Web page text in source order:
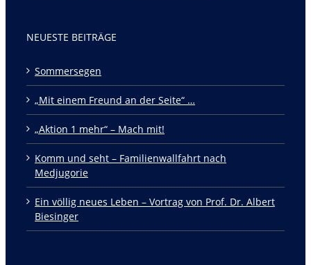
NEUESTE BEITRÄGE
Sommersegen
„Mit einem Freund an der Seite“ …
„Aktion 1 mehr“ – Mach mit!
Komm und seht – Familienwallfahrt nach
Medjugorie
Ein völlig neues Leben – Vortrag von Prof. Dr. Albert
Biesinger